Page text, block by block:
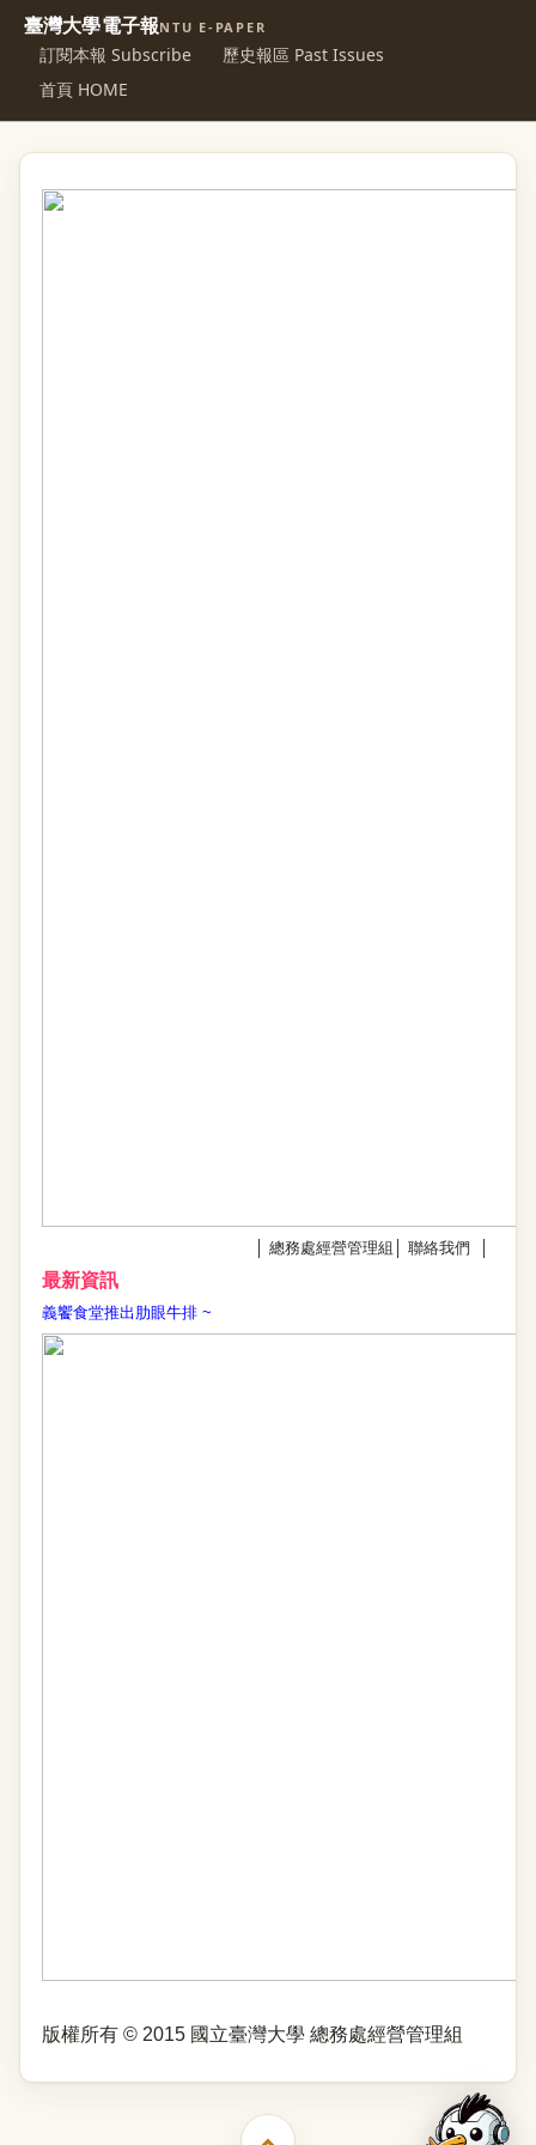
臺灣大學電子報NTU E-PAPER
訂閱本報 Subscribe
歷史報區 Past Issues
首頁 HOME
總務處經營管理組 聯絡我們
最新資訊
義饗食堂推出肋眼牛排 ~
版權所有 © 2015 國立臺灣大學 總務處經營管理組